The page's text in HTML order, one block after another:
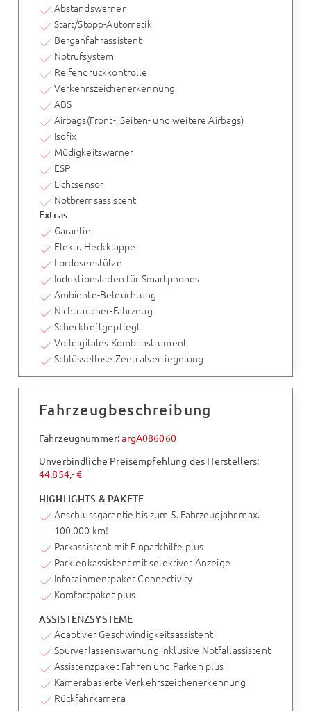
Abstandswarner
Start/Stopp-Automatik
Berganfahrassistent
Notrufsystem
Reifendruckkontrolle
Verkehrszeichenerkennung
ABS
Airbags(Front-, Seiten- und weitere Airbags)
Isofix
Müdigkeitswarner
ESP
Lichtsensor
Notbremsassistent
Extras
Garantie
Elektr. Heckklappe
Lordosenstütze
Induktionsladen für Smartphones
Ambiente-Beleuchtung
Nichtraucher-Fahrzeug
Scheckheftgepflegt
Volldigitales Kombiinstrument
Schlüssellose Zentralverriegelung
Fahrzeugbeschreibung
Fahrzeugnummer:argA086060
Unverbindliche Preisempfehlung des Herstellers:
44.854,- €
HIGHLIGHTS & PAKETE
Anschlussgarantie bis zum 5. Fahrzeugjahr max.
100.000 km!
Parkassistent mit Einparkhilfe plus
Parklenkassistent mit selektiver Anzeige
Infotainmentpaket Connectivity
Komfortpaket plus
ASSISTENZSYSTEME
Adaptiver Geschwindigkeitsassistent
Spurverlassenswarnung inklusive Notfallassistent
Assistenzpaket Fahren und Parken plus
Kamerabasierte Verkehrszeichenerkennung
Rückfahrkamera